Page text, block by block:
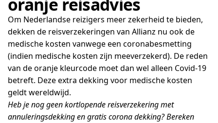
oranje reisadvies
Om Nederlandse reizigers meer zekerheid te bieden,
dekken de reisverzekeringen van Allianz nu ook de
medische kosten vanwege een coronabesmetting
(indien medische kosten zijn meeverzekerd). De reden
van de oranje kleurcode moet dan wel alleen Covid-19
betreft. Deze extra dekking voor medische kosten
geldt wereldwijd.
Heb je nog geen kortlopende reisverzekering met
annuleringsdekking en gratis corona dekking? Bereken